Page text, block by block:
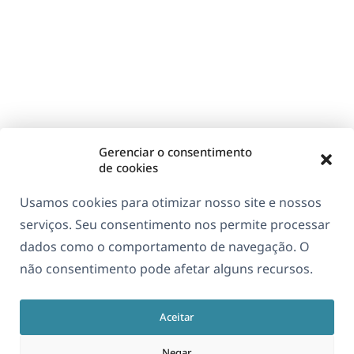
Gerenciar o consentimento
de cookies
Usamos cookies para otimizar nosso site e nossos
serviços. Seu consentimento nos permite processar
dados como o comportamento de navegação. O
não consentimento pode afetar alguns recursos.
Aceitar